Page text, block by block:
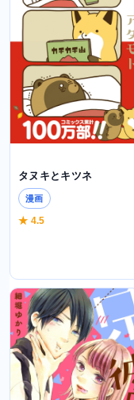
タヌキとキツネ
漫画
★ 4.5